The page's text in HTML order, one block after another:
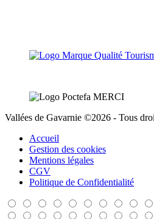
Vallées de Gavarnie ©2026 - Tous
Accueil
Gestion des cookies
Mentions légales
CGV
Politique de Confidentialité